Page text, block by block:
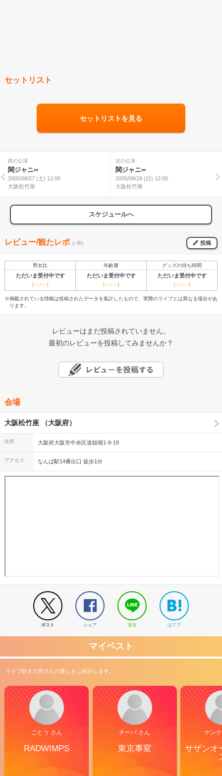
セットリスト
セットリストを見る
前の公演
関ジャニ∞
2005/08/27 (土) 12:00
大阪松竹座
次の公演
関ジャニ∞
2005/08/28 (日) 12:00
大阪松竹座
スケジュールへ
レビュー/観たレポ (--件) 投稿
男女比 年齢層 グッズの待ち時間
ただいま受付中です ただいま受付中です ただいま受付中です
[---／---] [---／---] [---／---]
※掲載されている情報は投稿されたデータを集計したもので、実際のライブとは異なる場合があ
ります。
レビューはまだ投稿されていません。
最初のレビューを投稿してみませんか？
会場
大阪松竹座 （大阪府）
住所 大阪府大阪市中央区道頓堀1-9-19
アクセス なんば駅14番出口 徒歩1分
ポスト シェア 送る はてブ
マイベスト
ライブ好きの皆さんの推しをご紹介します。
ごとう さん
RADWIMPS
チーバ さん
東京事変
ケン
サザンオ